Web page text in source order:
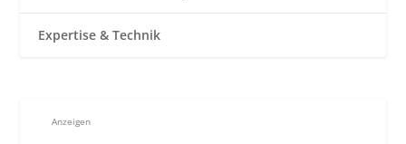
Expertise & Technik
Anzeigen